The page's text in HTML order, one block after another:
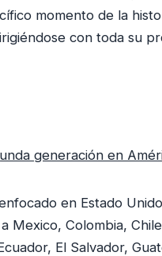
momento de la
con toda su
generación en
en Estado
Mexico, Colombia,
El Salvador,